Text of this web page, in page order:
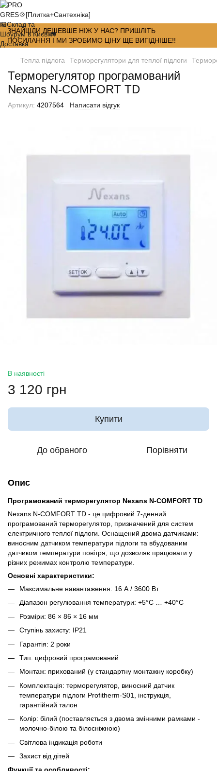
ЗНАЙШЛИ ДЕШЕВШЕ НІЖ У НАС? ПРИШЛІТЬ
ПОСИЛАННЯ І МИ ЗРОБИМО ЦІНУ ЩЕ ВИГІДНІШЕ!!
Тепла підлога Терморегулятори для теплої підлоги
Терморегулятор програмований
Nexans N-COMFORT TD
Артикул: 4207564 Написати відгук
В наявності
3 120 грн
Купити
До обраного Порівняти
Опис
Програмований терморегулятор Nexans N-COMFORT TD
Nexans N-COMFORT TD - це цифровий 7-денний
програмований терморегулятор, призначений для систем
електричного теплої підлоги. Оснащений двома датчиками:
виносним датчиком температури підлоги та вбудованим
датчиком температури повітря, що дозволяє працювати у
різних режимах контролю температури.
Основні характеристики:
Максимальне навантаження: 16 А / 3600 Вт
Діапазон регулювання температури: +5°C … +40°C
Розміри: 86 × 86 × 16 мм
Ступінь захисту: IP21
Гарантія: 2 роки
Тип: цифровий програмований
Монтаж: прихований (у стандартну монтажну коробку)
Комплектація: терморегулятор, виносний датчик
температури підлоги Profitherm-S01, інструкція,
гарантійний талон
Колір: білий (поставляється з двома змінними рамками -
молочно-білою та білосніжною)
Світлова індикація роботи
Захист від дітей